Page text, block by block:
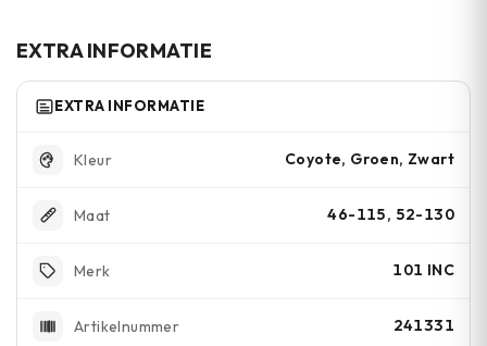
worden.
EXTRA INFORMATIE
EXTRA INFORMATIE
Kleur Coyote, Groen, Zwart
Maat 46-115, 52-130
Merk 101 INC
Artikelnummer 241331